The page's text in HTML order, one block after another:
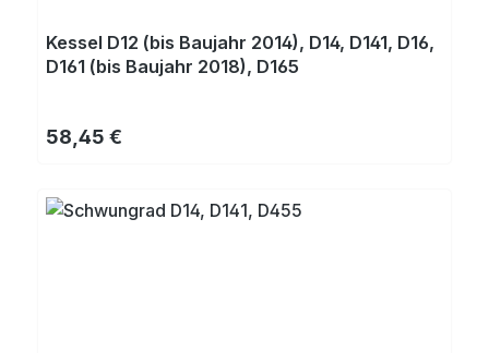
Kessel D12 (bis Baujahr 2014), D14, D141, D16,
D161 (bis Baujahr 2018), D165
Regulärer Preis:
58,45 €